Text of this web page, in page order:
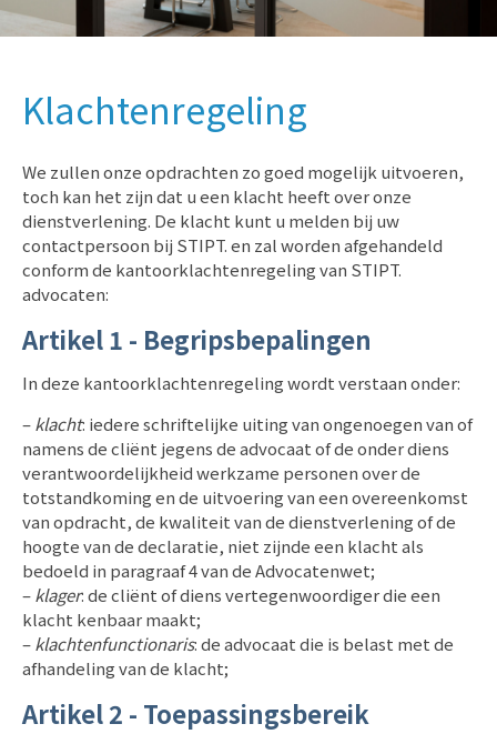
Klachtenregeling
We zullen onze opdrachten zo goed mogelijk uitvoeren,
toch kan het zijn dat u een klacht heeft over onze
dienstverlening. De klacht kunt u melden bij uw
contactpersoon bij STIPT. en zal worden afgehandeld
conform de kantoorklachtenregeling van STIPT.
advocaten:
Artikel 1 - Begripsbepalingen
In deze kantoorklachtenregeling wordt verstaan onder:
–klacht: iedere schriftelijke uiting van ongenoegen van of
namens de cliënt jegens de advocaat of de onder diens
verantwoordelijkheid werkzame personen over de
totstandkoming en de uitvoering van eenovereenkomst
van opdracht, de kwaliteit van de dienstverlening of de
hoogte van de declaratie, niet zijnde een klacht als
bedoeld in paragraaf 4 van de Advocatenwet;
–klager: de cliënt of diens vertegenwoordiger die een
klacht kenbaar maakt;
–klachtenfunctionaris: de advocaat die is belast met de
afhandeling van de klacht;
Artikel 2 - Toepassingsbereik